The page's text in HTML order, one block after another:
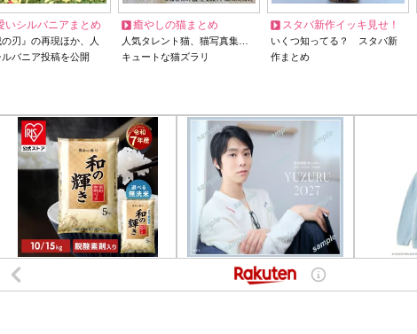
いシルバニアまとめ
の刃』の再現ほか、人
バニア投稿を公開
癒やしの猫まとめ
人気タレント猫、猫写真集…
キュートな猫ズラリ
スタバ新作イッキ見せ！
いくつ知ってる？ スタバ新
作まとめ